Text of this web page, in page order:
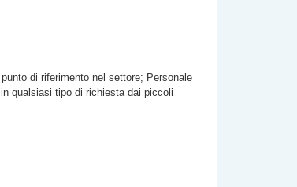
di riferimento nel settore; Personale
qualsiasi tipo di richiesta dai piccoli